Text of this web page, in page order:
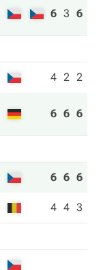
6 3 6
4 2 2
6 6 6
6 6 6
4 4 3